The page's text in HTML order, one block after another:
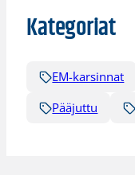
Kategoriat
EM-karsinnat
Pääjuttu